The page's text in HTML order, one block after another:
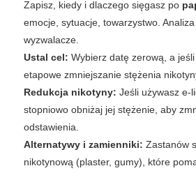
Zapisz, kiedy i dlaczego sięgasz po
emocje, sytuacje, towarzystwo.
wyzwalacze.
Ustal cel: Wybierz datę zerową, a
etapowe zmniejszanie stężenia
Redukcja nikotyny: Jeśli używasz e-
stopniowo obniżaj jej stężenie, aby
odstawienia.
Alternatywy i zamienniki: Zastanów
nikotynową (plaster, gumy), które